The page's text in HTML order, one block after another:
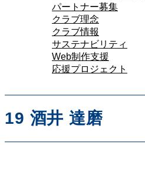
パートナー募集
クラブ理念
クラブ情報
サステナビリティ
Web制作支援
応援プロジェクト
19 酒井 達磨